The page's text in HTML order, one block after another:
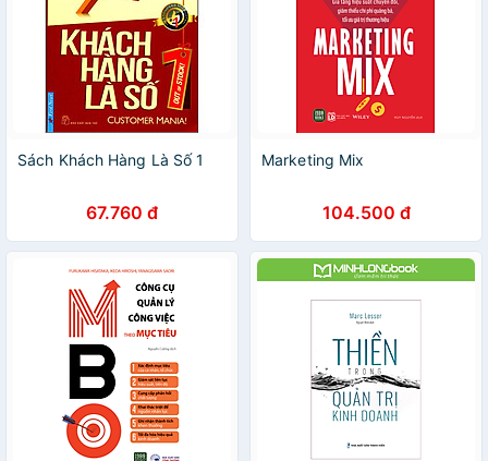
Sách Khách Hàng Là Số 1
67.760 đ
Marketing Mix
104.500 đ